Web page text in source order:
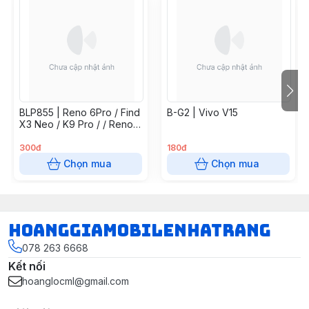
BLP855 | Reno 6Pro / Find
X3 Neo / K9 Pro / / Reno7
4G
300đ
Chọn mua
B-G2 | Vivo V15
180đ
Chọn mua
hoanggiamobilenhatrang
078 263 6668
Kết nối
hoanglocml@gmail.com